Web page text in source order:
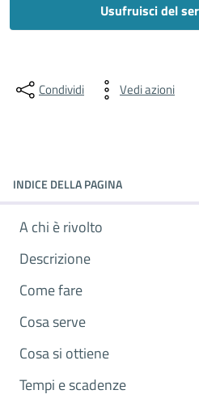
Usufruisci del
Condividi Vedi azioni
INDICE DELLA PAGINA
A chi è rivolto
Descrizione
Come fare
Cosa serve
Cosa si ottiene
Tempi e scadenze